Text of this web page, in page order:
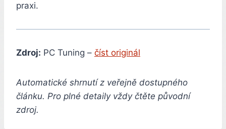
praxi.
Zdroj: PC Tuning – číst originál
Automatické shrnutí z veřejně dostupného
článku. Pro plné detaily vždy čtěte původní
zdroj.